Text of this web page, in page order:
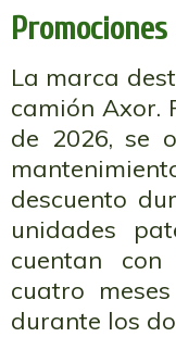
La marca
camión Axor.
de 2026, se
descuento
unidades
cuentan
cuatro
durante los